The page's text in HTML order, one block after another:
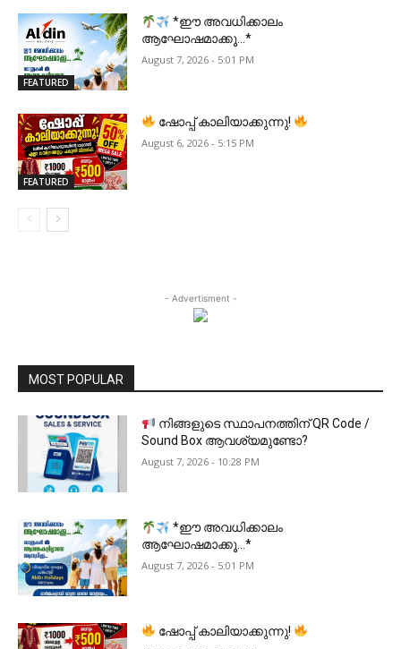
FEATURED
*ഈ അവധിക്കാലം
ആഘോഷമാക്കൂ…*
August 7, 2026 - 5:01 PM
FEATURED
ഷോപ്പ് കാലിയാക്കുന്നു!
August 6, 2026 - 5:15 PM
- Advertisment -
MOST POPULAR
നിങ്ങളുടെ സ്ഥാപനത്തിന് QR Code /
Sound Box ആവശ്യമുണ്ടോ?
August 7, 2026 - 10:28 PM
*ഈ അവധിക്കാലം
ആഘോഷമാക്കൂ…*
August 7, 2026 - 5:01 PM
ഷോപ്പ് കാലിയാക്കുന്നു!